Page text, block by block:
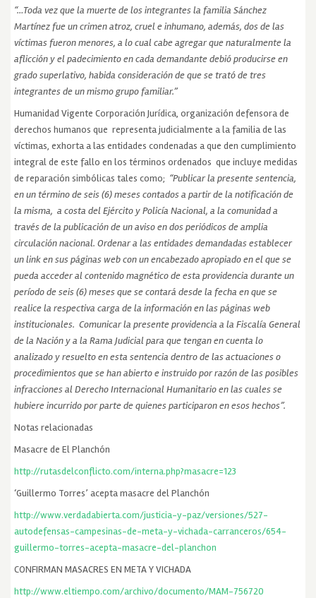
“…Toda vez que la muerte de los integrantes la familia Sánchez
Martínez fue un crimen atroz, cruel e inhumano, además, dos de las
víctimas fueron menores, a lo cual cabe agregar que naturalmente la
aflicción y el padecimiento en cada demandante debió producirse en
grado superlativo, habida consideración de que se trató de tres
integrantes de un mismo grupo familiar.”
Humanidad Vigente Corporación Jurídica, organización defensora de
derechos humanos que representa judicialmente a la familia de las
víctimas, exhorta a las entidades condenadas a que den cumplimiento
integral de este fallo en los términos ordenados que incluye medidas
de reparación simbólicas tales como; “Publicar la presente sentencia,
en un término de seis (6) meses contados a partir de la notificación de
la misma, a costa del Ejército y Policía Nacional, a la comunidad a
través de la publicación de un aviso en dos periódicos de amplia
circulación nacional. Ordenar a las entidades demandadas establecer
un link en sus páginas web con un encabezado apropiado en el que se
pueda acceder al contenido magnético de esta providencia durante un
período de seis (6) meses que se contará desde la fecha en que se
realice la respectiva carga de la información en las páginas web
institucionales. Comunicar la presente providencia a la Fiscalía General
de la Nación y a la Rama Judicial para que tengan en cuenta lo
analizado y resuelto en esta sentencia dentro de las actuaciones o
procedimientos que se han abierto e instruidopor razón de las posibles
infracciones al Derecho Internacional Humanitario en las cuales se
hubiere incurrido por parte de quienes participaron en esos hechos”.
Notas relacionadas
Masacre de El Planchón
http://rutasdelconflicto.com/interna.php?masacre=123
‘Guillermo Torres’ acepta masacre del Planchón
http://www.verdadabierta.com/justicia-y-paz/versiones/527-
autodefensas-campesinas-de-meta-y-vichada-carranceros/654-
guillermo-torres-acepta-masacre-del-planchon
CONFIRMAN MASACRES EN META Y VICHADA
http://www.eltiempo.com/archivo/documento/MAM-756720